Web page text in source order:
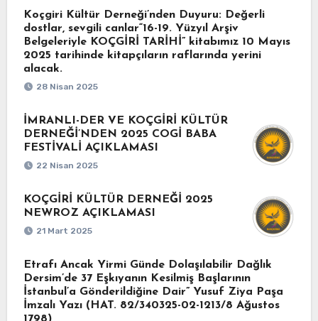
Koçgiri Kültür Derneği’nden Duyuru: Değerli
dostlar, sevgili canlar“16-19. Yüzyıl Arşiv
Belgeleriyle KOÇGİRİ TARİHİ” kitabımız 10 Mayıs
2025 tarihinde kitapçıların raflarında yerini
alacak.
28 Nisan 2025
İMRANLI-DER VE KOÇGİRİ KÜLTÜR
DERNEĞİ’NDEN 2025 COGİ BABA
FESTİVALİ AÇIKLAMASI
22 Nisan 2025
KOÇGİRİ KÜLTÜR DERNEĞİ 2025
NEWROZ AÇIKLAMASI
21 Mart 2025
Etrafı Ancak Yirmi Günde Dolaşılabilir Dağlık
Dersim’de 37 Eşkıyanın Kesilmiş Başlarının
İstanbul’a Gönderildiğine Dair” Yusuf Ziya Paşa
İmzalı Yazı (HAT. 82/340325-02-1213/8 Ağustos